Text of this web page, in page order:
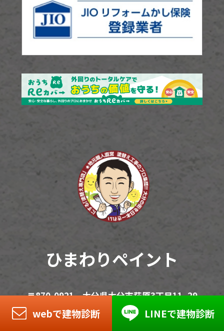
webで建物診断 LINEで建物診断
ひまわりペイント
〒870-0921 大分県大分市萩原3丁目11−29
TEL:097-529-6965 | FAX:097-529-6975